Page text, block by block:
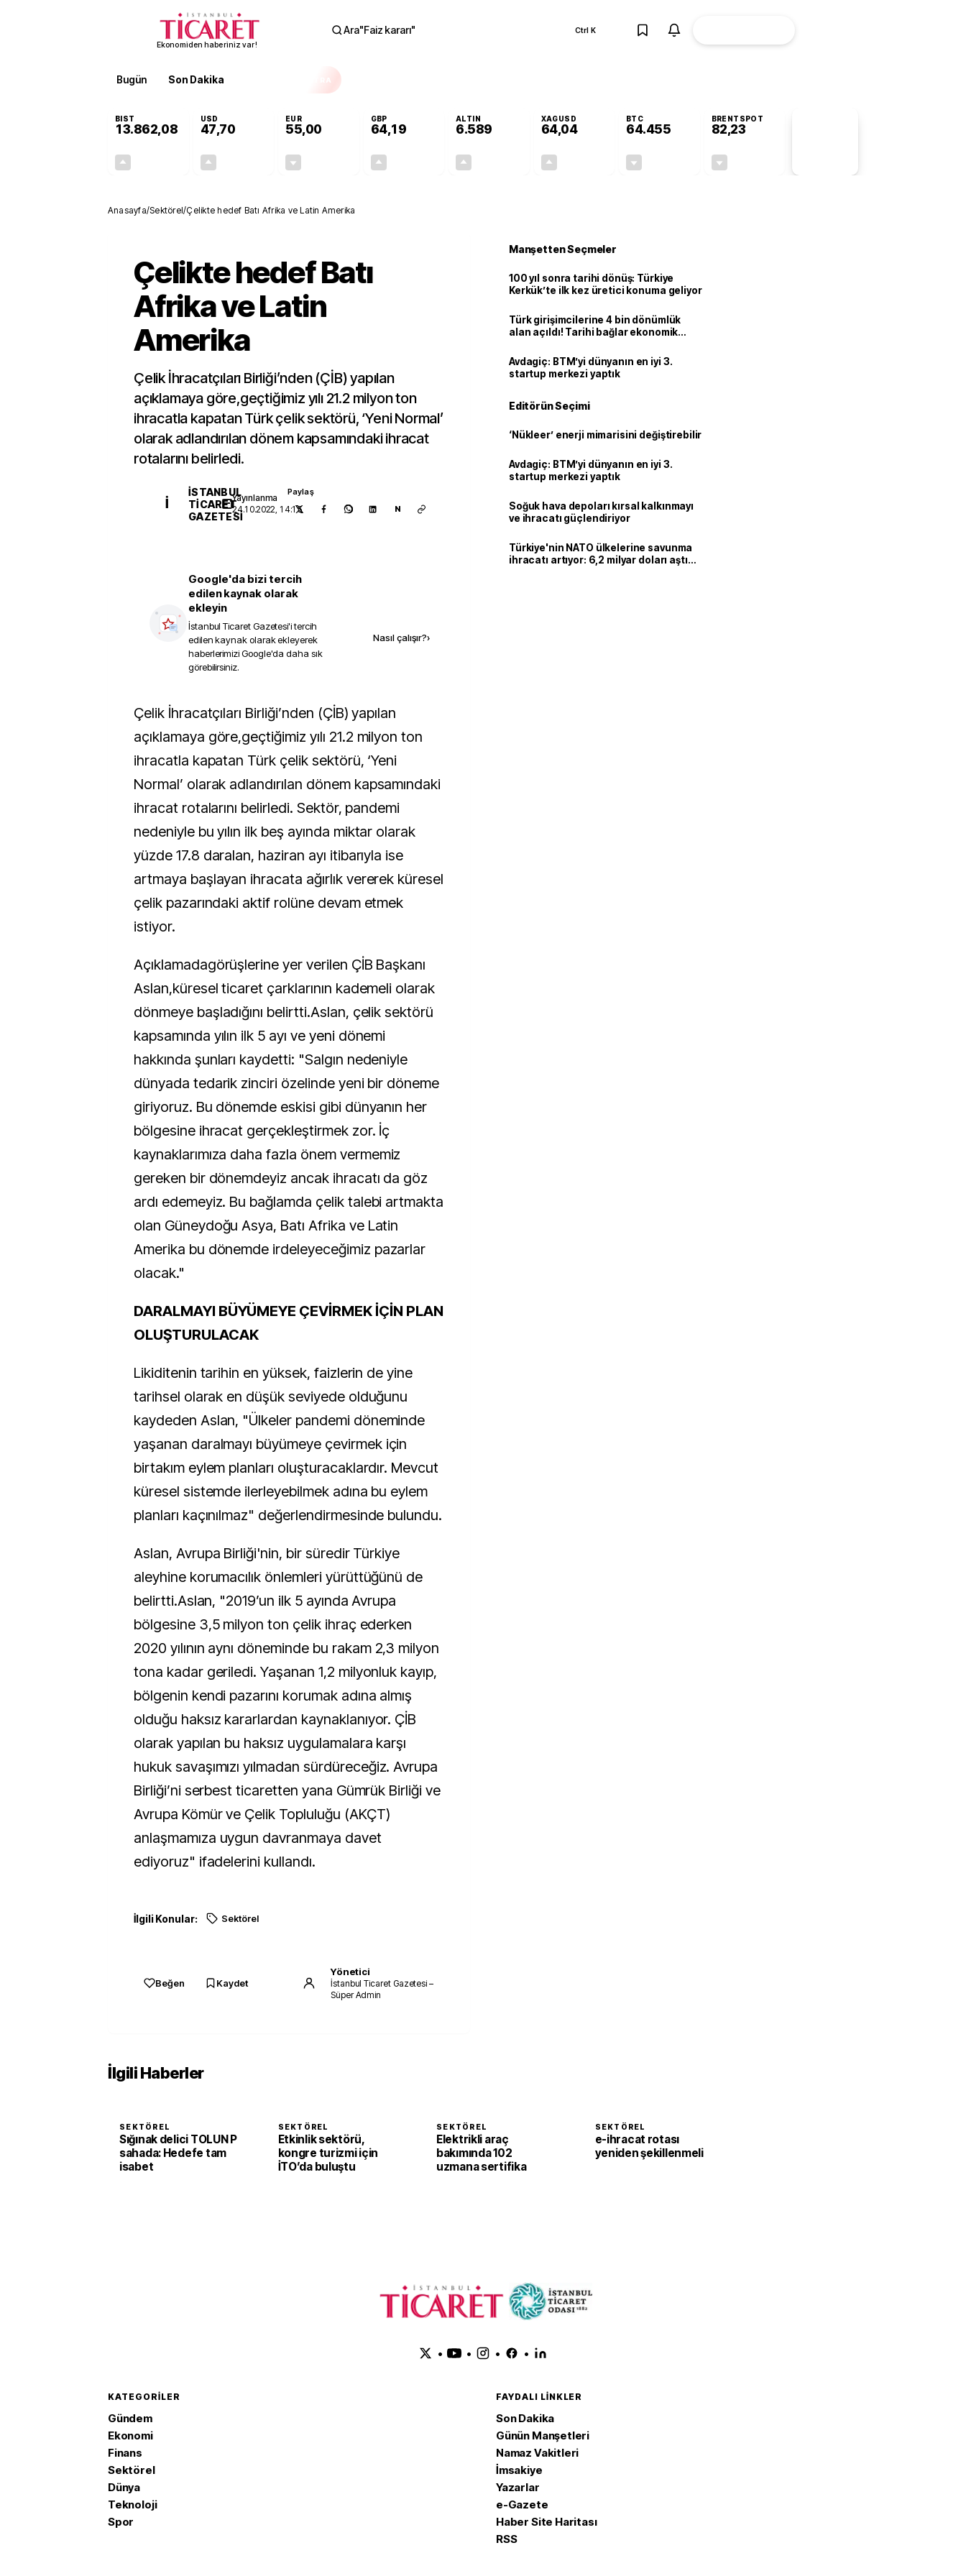
Ekonomiden haberiniz var!
Ara"Faiz kararı" Ctrl K
Bugün Son Dakika
BIST
13.862,08
USD
47,70
EUR
55,00
GBP
64,19
ALTIN
6.589
XAGUSD
64,04
BTC
64.455
BRENTSPOT
82,23
Anasayfa/Sektörel/Çelikte hedef Batı Afrika ve Latin Amerika
Çelikte hedef Batı
Afrika ve Latin
Amerika
Çelik İhracatçıları Birliği’nden (ÇİB) yapılan
açıklamaya göre,geçtiğimiz yılı 21.2 milyon ton
ihracatla kapatan Türk çelik sektörü, ‘Yeni Normal’
olarak adlandırılan dönem kapsamındaki ihracat
rotalarını belirledi.
İ
İSTANBUL
TICARET
GAZETESI
Yayınlanma
24.10.2022, 14:15
Paylaş
N
Google'da bizi tercih
edilen kaynak olarak
ekleyin
İstanbul Ticaret Gazetesi'i tercih
edilen kaynak olarak ekleyerek
haberlerimizi Google'da daha sık
görebilirsiniz.
Nasıl çalışır?›
Çelik İhracatçıları Birliği’nden (ÇİB) yapılan
açıklamaya göre,geçtiğimiz yılı 21.2 milyon ton
ihracatla kapatan Türk çelik sektörü, ‘Yeni
Normal’ olarak adlandırılan dönem kapsamındaki
ihracat rotalarını belirledi. Sektör, pandemi
nedeniyle bu yılın ilk beş ayında miktar olarak
yüzde 17.8 daralan, haziran ayı itibarıyla ise
artmaya başlayan ihracata ağırlık vererek küresel
çelik pazarındaki aktif rolüne devam etmek
istiyor.
Açıklamadagörüşlerine yer verilen ÇİB Başkanı
Aslan,küresel ticaret çarklarının kademeli olarak
dönmeye başladığını belirtti.Aslan, çelik sektörü
kapsamında yılın ilk 5 ayı ve yeni dönemi
hakkında şunları kaydetti: "Salgın nedeniyle
dünyada tedarik zinciri özelinde yeni bir döneme
giriyoruz. Bu dönemde eskisi gibi dünyanın her
bölgesine ihracat gerçekleştirmek zor. İç
kaynaklarımıza daha fazla önem vermemiz
gereken bir dönemdeyiz ancak ihracatı da göz
ardı edemeyiz. Bu bağlamda çelik talebi artmakta
olan Güneydoğu Asya, Batı Afrika ve Latin
Amerika bu dönemde irdeleyeceğimiz pazarlar
olacak."
DARALMAYI BÜYÜMEYE ÇEVİRMEK İÇİN PLAN
OLUŞTURULACAK
Likiditenin tarihin en yüksek, faizlerin de yine
tarihsel olarak en düşük seviyede olduğunu
kaydeden Aslan, "Ülkeler pandemi döneminde
yaşanan daralmayı büyümeye çevirmek için
birtakım eylem planları oluşturacaklardır. Mevcut
küresel sistemde ilerleyebilmek adına bu eylem
planları kaçınılmaz" değerlendirmesinde bulundu.
Aslan, Avrupa Birliği'nin, bir süredir Türkiye
aleyhine korumacılık önlemleri yürüttüğünü de
belirtti.Aslan, "2019’un ilk 5 ayında Avrupa
bölgesine 3,5 milyon ton çelik ihraç ederken
2020 yılının aynı döneminde bu rakam 2,3 milyon
tona kadar geriledi. Yaşanan 1,2 milyonluk kayıp,
bölgenin kendi pazarını korumak adına almış
olduğu haksız kararlardan kaynaklanıyor. ÇİB
olarak yapılan bu haksız uygulamalara karşı
hukuk savaşımızı yılmadan sürdüreceğiz. Avrupa
Birliği’ni serbest ticaretten yana Gümrük Birliği ve
Avrupa Kömür ve Çelik Topluluğu (AKÇT)
anlaşmamıza uygun davranmaya davet
ediyoruz" ifadelerini kullandı.
İlgili Konular: Sektörel
Beğen Kaydet
Yönetici
İstanbul Ticaret Gazetesi –
Süper Admin
Manşetten Seçmeler
100 yıl sonra tarihi dönüş: Türkiye
Kerkük’te ilk kez üretici konuma geliyor
Türk girişimcilerine 4 bin dönümlük
alan açıldı! Tarihi bağlar ekonomik
Avdagiç: BTM’yi dünyanın en iyi 3.
startup merkezi yaptık
Editörün Seçimi
‘Nükleer’ enerji mimarisini değiştirebilir
Avdagiç: BTM’yi dünyanın en iyi 3.
startup merkezi yaptık
Soğuk hava depoları kırsal kalkınmayı
ve ihracatı güçlendiriyor
Türkiye'nin NATO ülkelerine savunma
ihracatı artıyor: 6,2 milyar doları aştı
İlgili Haberler
SEKTÖREL
Sığınak delici TOLUN P
sahada: Hedefe tam
isabet
SEKTÖREL
Etkinlik sektörü,
kongre turizmi için
İTO’da buluştu
SEKTÖREL
Elektrikli araç
bakımında 102
uzmana sertifika
SEKTÖREL
e-ihracat rotası
yeniden şekillenmeli
• • • •
KATEGORILER
Gündem
Ekonomi
Finans
Sektörel
Dünya
Teknoloji
Spor
FAYDALI LINKLER
Son Dakika
Günün Manşetleri
Namaz Vakitleri
İmsakiye
Yazarlar
e-Gazete
Haber Site Haritası
RSS